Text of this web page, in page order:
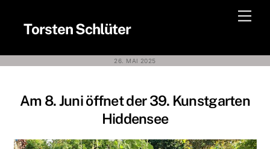
contentTorsten Schlüter
26. MAI 2025
Am 8. Juni öffnet der 39. Kunstgarten
Hiddensee